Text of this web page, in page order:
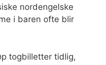
nordengelske
i baren ofte blir
togbilletter tidlig,